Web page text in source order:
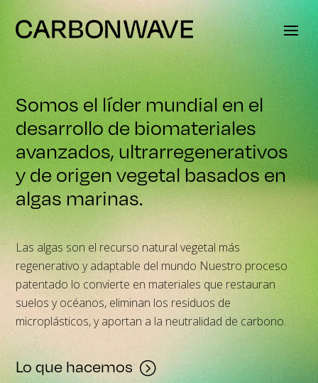
Somos el líder mundial en el
desarrollo de biomateriales
avanzados, ultrarregenerativos
y de origen vegetal basados en
algas marinas.
Las algas son el recurso natural vegetal más
regenerativo y adaptable del mundo Nuestro proceso
patentado lo convierte en materiales que restauran
suelos y océanos, eliminan los residuos de
microplásticos, y aportan a la neutralidad de carbono.
Lo que hacemos